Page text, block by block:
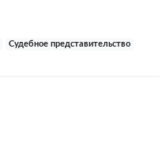
Судебное представительство